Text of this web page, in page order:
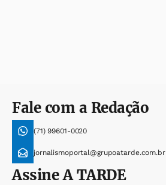
Fale com a Redação
(71) 99601-0020
jornalismoportal@grupoatarde.com.br
AssineA TARDE